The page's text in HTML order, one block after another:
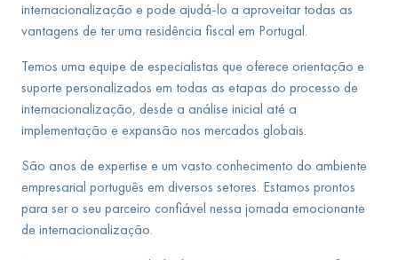
internacionalização e pode ajudá-lo a aproveitar todas as
vantagens de ter uma residência fiscal em Portugal.
Temos uma equipe de especialistas que oferece orientação e
suporte personalizados em todas as etapas do processo de
internacionalização, desde a análise inicial até a
implementação e expansão nos mercados globais.
São anos de expertise e um vasto conhecimento do ambiente
empresarial português em diversos setores. Estamos prontos
para ser o seu parceiro confiável nessa jornada emocionante
de internacionalização.